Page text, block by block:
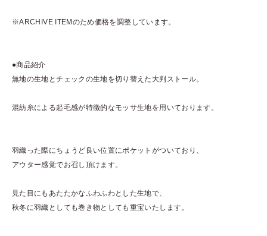
※ARCHIVE ITEMのため価格を調整しています。
●商品紹介
無地の生地とチェックの生地を切り替えた大判ストール。
混紡糸による起毛感が特徴的なモッサ生地を用いております。
羽織った際にちょうど良い位置にポケットがついており、
アウター感覚でお召し頂けます。
見た目にもあたたかなふわふわとした生地で、
秋冬に羽織としても巻き物としても重宝いたします。